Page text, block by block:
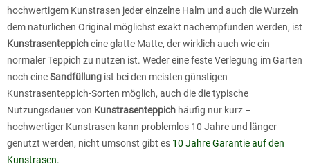
hochwertigem Kunstrasen jeder einzelne Halm und auch die Wurzeln
dem natürlichen Original möglichst exakt nachempfunden werden, ist
Kunstrasenteppicheine glatte Matte, der wirklich auch wie ein
normaler Teppich zu nutzen ist. Weder eine feste Verlegung im Garten
noch eineSandfüllung ist bei den meisten günstigen
Kunstrasenteppich-Sorten möglich, auch die die typische
Nutzungsdauer von Kunstrasenteppich häufig nur kurz –
hochwertiger Kunstrasen kann problemlos 10 Jahre und länger
genutzt werden, nicht umsonst gibt es 10 Jahre Garantie auf den
Kunstrasen.